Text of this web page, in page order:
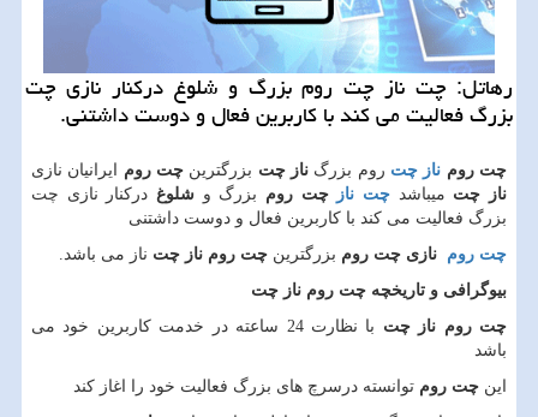
رهاتل: چت ناز چت روم بزرگ و شلوغ دركنار نازی چت
بزرگ فعالیت می كند با كاربرین فعال و دوست داشتنی.
چت روم ناز چت روم بزرگ ناز چت بزرگترین چت روم ایرانیان نازی
ناز چت میباشد چت ناز چت روم بزرگ و شلوغ درکنار نازی چت
بزرگ فعالیت می کند با کاربرین فعال و دوست داشتنی
چت روم نازی چت روم بزرگترین چت روم ناز چت ناز می باشد.
بیوگرافی و تاریخچه چت روم ناز چت
چت روم ناز چت
با نظارت 24 ساعته در خدمت کاربرین خود می
باشد
این چت روم توانسته درسرچ های بزرگ فعالیت خود را اغاز کند